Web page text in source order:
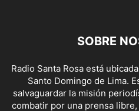
SOBRE
Radio Santa Rosa está
Santo Domingo de Lima.
salvaguardar la misión
combatir por una prensa